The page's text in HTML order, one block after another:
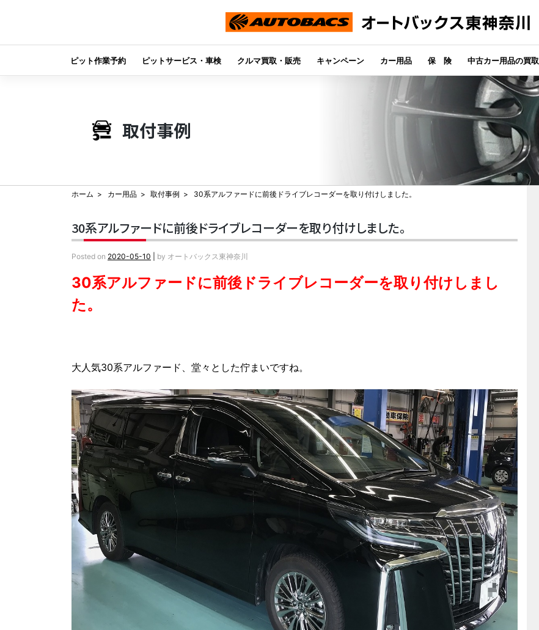
ピット作業予約 ピットサービス・車検 クルマ買取・販売 キャンペーン カー用品 保 険 中古カー用品の買取
取付事例
ホーム カー用品 取付事例 30系アルファードに前後ドライブレコーダーを取り付けしました。
30系アルファードに前後ドライブレコーダーを取り付けしました。
Posted on 2020-05-10 by オートバックス東神奈川
30系アルファードに前後ドライブレコーダーを取り付けしまし
た。
大人気30系アルファード、堂々とした佇まいですね。